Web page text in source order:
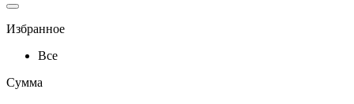
Избранное
Все
Сумма